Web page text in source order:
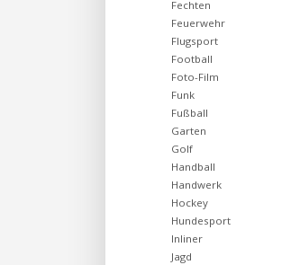
Fechten
Feuerwehr
Flugsport
Football
Foto-Film
Funk
Fußball
Garten
Golf
Handball
Handwerk
Hockey
Hundesport
Inliner
Jagd